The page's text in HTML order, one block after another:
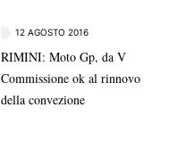
12 AGOSTO 2016
RIMINI: Moto Gp, da V
Commissione ok al rinnovo
della convezione